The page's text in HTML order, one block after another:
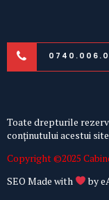
Toate drepturile
conținutului acestui
Copyright ©2025
SEO Made with
by